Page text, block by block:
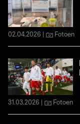
02.04.2026 Fotoen
31.03.2026 Fotoen